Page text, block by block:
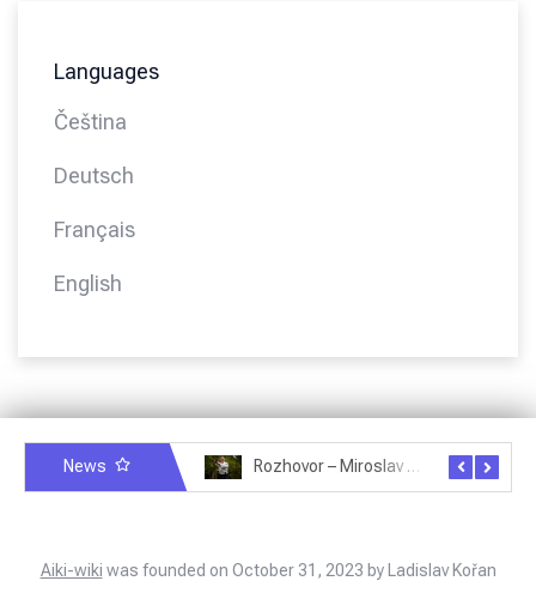
Languages
Čeština
Deutsch
Français
English
News Rozhovor – Miroslav Šmíd – 22.3.2025 Rozhovor – Joël Roche – 12.4.2025 – Praha, Karlín
Aiki-wiki was founded on October 31, 2023 by Ladislav Kořan